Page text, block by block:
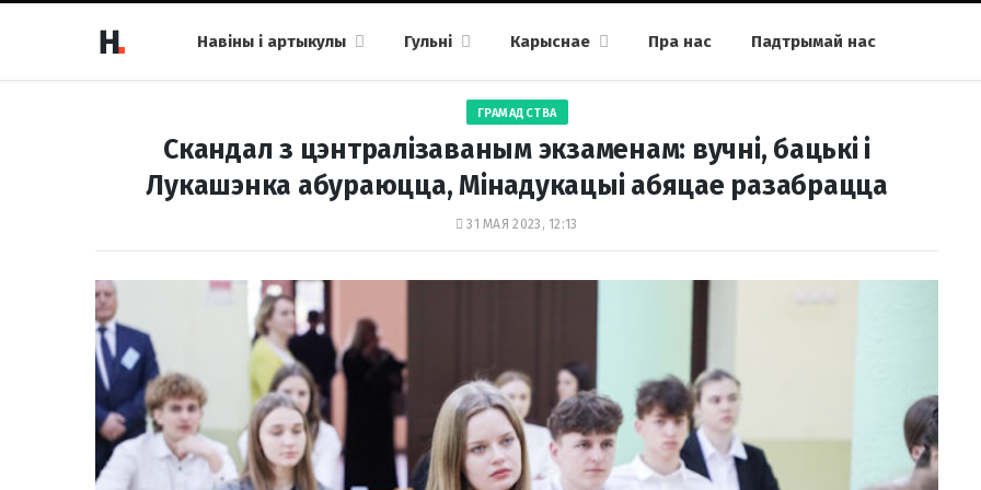
Навіны і артыкулы Гульні Карыснае Пра нас Падтрымай нас
ГРАМАДСТВА
Скандал з цэнтралізаваным экзаменам: вучні, бацькі і
Лукашэнка абураюцца, Мінадукацыі абяцае разабрацца
31 МАЯ 2023, 12:13